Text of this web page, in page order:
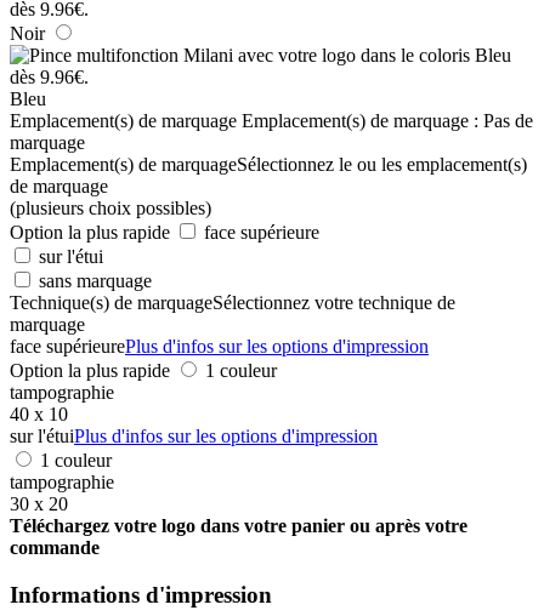
Noir
Bleu
Emplacement(s) de marquage Emplacement(s) de marquage : Pas de
marquage
Emplacement(s) de marquageSélectionnez le ou les emplacement(s)
de marquage
(plusieurs choix possibles)
Option la plus rapide
face supérieure
sur l'étui
sans marquage
Technique(s) de marquageSélectionnez votre technique de
marquage
face supérieurePlus d'infos sur les options d'impression
Option la plus rapide
1 couleur
tampographie
40 x 10
sur l'étuiPlus d'infos sur les options d'impression
1 couleur
tampographie
30 x 20
Téléchargez votre logo dans votre panier ou après votre
commande
Informations d'impression